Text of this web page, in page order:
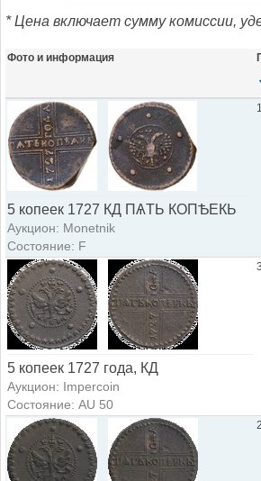
* Цена включает сумму комиссии,
Фото и информация
5 копеек 1727 КД ПѦТЬ КОПѢЕКЬ
Аукцион: Monetnik
Состояние: F
5 копеек 1727 года, КД
Аукцион: Impercoin
Состояние: AU 50